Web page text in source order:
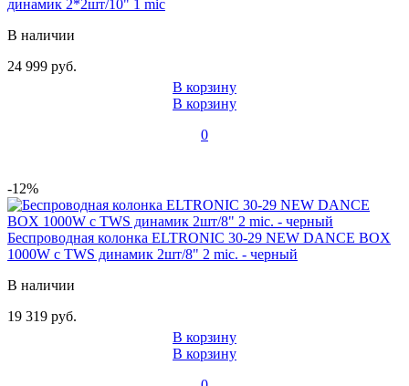
динамик 2*2шт/10" 1 mic
В наличии
24 999 руб.
В корзину
В корзину
0
-12%
Беспроводная колонка ELTRONIC 30-29 NEW DANCE BOX
1000W с TWS динамик 2шт/8" 2 mic. - черный
В наличии
19 319 руб.
В корзину
В корзину